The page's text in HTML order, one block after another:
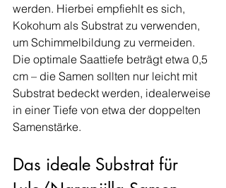
werden. Hierbei empfiehlt es sich,
Kokohum als Substrat zu verwenden,
um Schimmelbildung zu vermeiden.
Die optimale Saattiefe beträgt etwa 0,5
cm – die Samen sollten nur leicht mit
Substrat bedeckt werden, idealerweise
in einer Tiefe von etwa der doppelten
Samenstärke.
Das ideale Substrat für